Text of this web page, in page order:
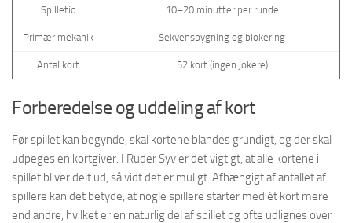
Spilletid 10–20 minutter per runde
Primær mekanik Sekvensbygning og blokering
Antal kort 52 kort (ingen jokere)
Forberedelse og uddeling af kort
Før spillet kan begynde, skal kortene blandes grundigt, og der skal
udpeges en kortgiver. I Ruder Syv er det vigtigt, at alle kortene i
spillet bliver delt ud, så vidt det er muligt. Afhængigt af antallet af
spillere kan det betyde, at nogle spillere starter med ét kort mere
end andre, hvilket er en naturlig del af spillet og ofte udlignes over